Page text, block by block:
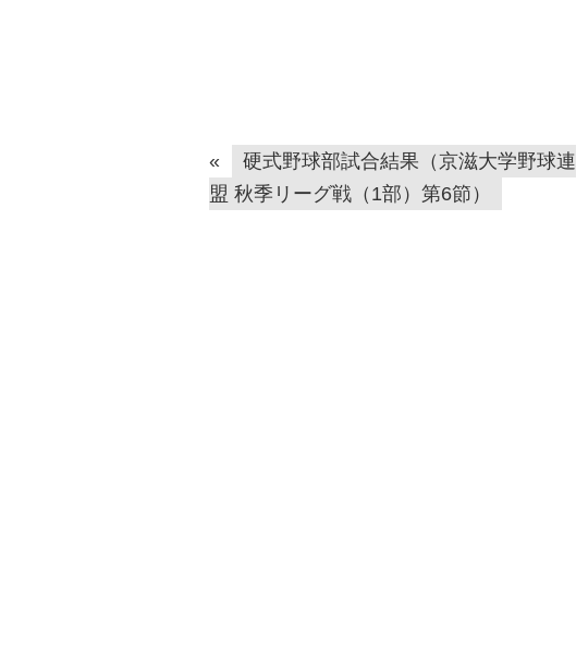
«
硬式野球部試合結果（京滋大学野球連
盟 秋季リーグ戦（1部）第6節）